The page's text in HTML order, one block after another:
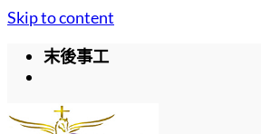
Skip to content
末後事工